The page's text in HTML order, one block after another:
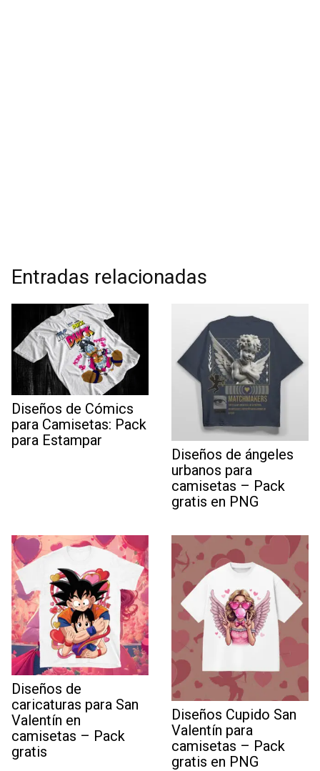
Entradas relacionadas
Diseños de Cómics
para Camisetas: Pack
para Estampar
Diseños de ángeles
urbanos para
camisetas – Pack
gratis en PNG
Diseños de
caricaturas para San
Valentín en
camisetas – Pack
gratis
Diseños Cupido San
Valentín para
camisetas – Pack
gratis en PNG